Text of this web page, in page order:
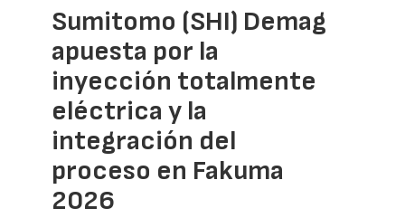
Sumitomo (SHI) Demag
apuesta por la
inyección totalmente
eléctrica y la
integración del
proceso en Fakuma
2026